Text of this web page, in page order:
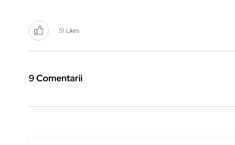
51 Likes
9 Comentarii